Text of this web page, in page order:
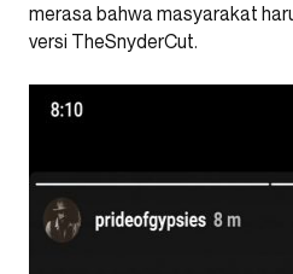
merasa bahwa masyarakat
versi TheSnyderCut.